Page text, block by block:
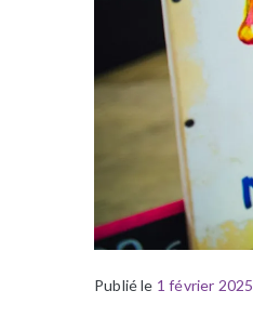
Publié le 1 février 2025
P
É